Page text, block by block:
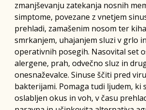
zmanjševanju zatekanja nosnih
simptome, povezane z vnetjem
prehladi, zamašenim nosom ter
smrkanjem, uhajanjem sluzi v grlo
operativnih posegih. Nasovital set
alergene, prah, odvečno sluz in
onesnaževalce. Sinuse ščiti pred
bakterijami. Pomaga tudi ljudem, ki
oslabljen okus in voh, v času